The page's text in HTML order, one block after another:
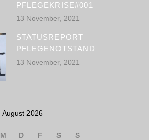
PFLEGEKRISE#001
13 November, 2021
STATUSREPORT
PFLEGENOTSTAND
13 November, 2021
August 2026
M D F S
S